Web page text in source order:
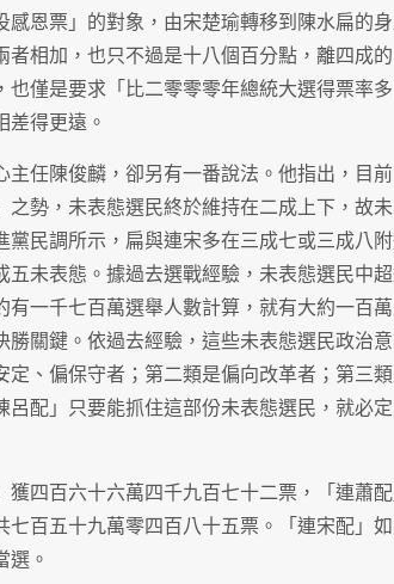
恩票」的對象，由宋楚瑜轉移到陳水扁的身
相加，也只不過是十八個百分點，離四成
僅是要求「比二零零零年總統大選得票率
差得更遠。
任陳俊麟，卻另有一番說法。他指出，目
勢，未表態選民終於維持在二成上下，故
民調所示，扁與連宋多在三成七或三成八
未表態。據過去選戰經驗，未表態選民中
一千七百萬選舉人數計算，就有大約一百
關鍵。依過去經驗，這些未表態選民政治
、偏保守者；第二類是偏向改革者；第三
配」只要能抓住這部份未表態選民，就必
四百六十六萬四千九百七十二票，「連蕭
百五十九萬零四百八十五票。「連宋配」
選。